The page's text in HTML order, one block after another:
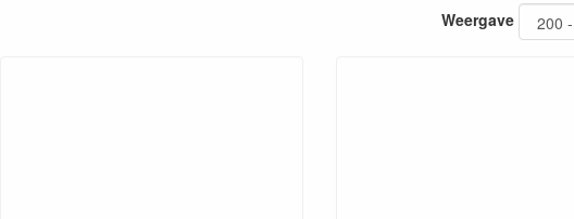
Weergave